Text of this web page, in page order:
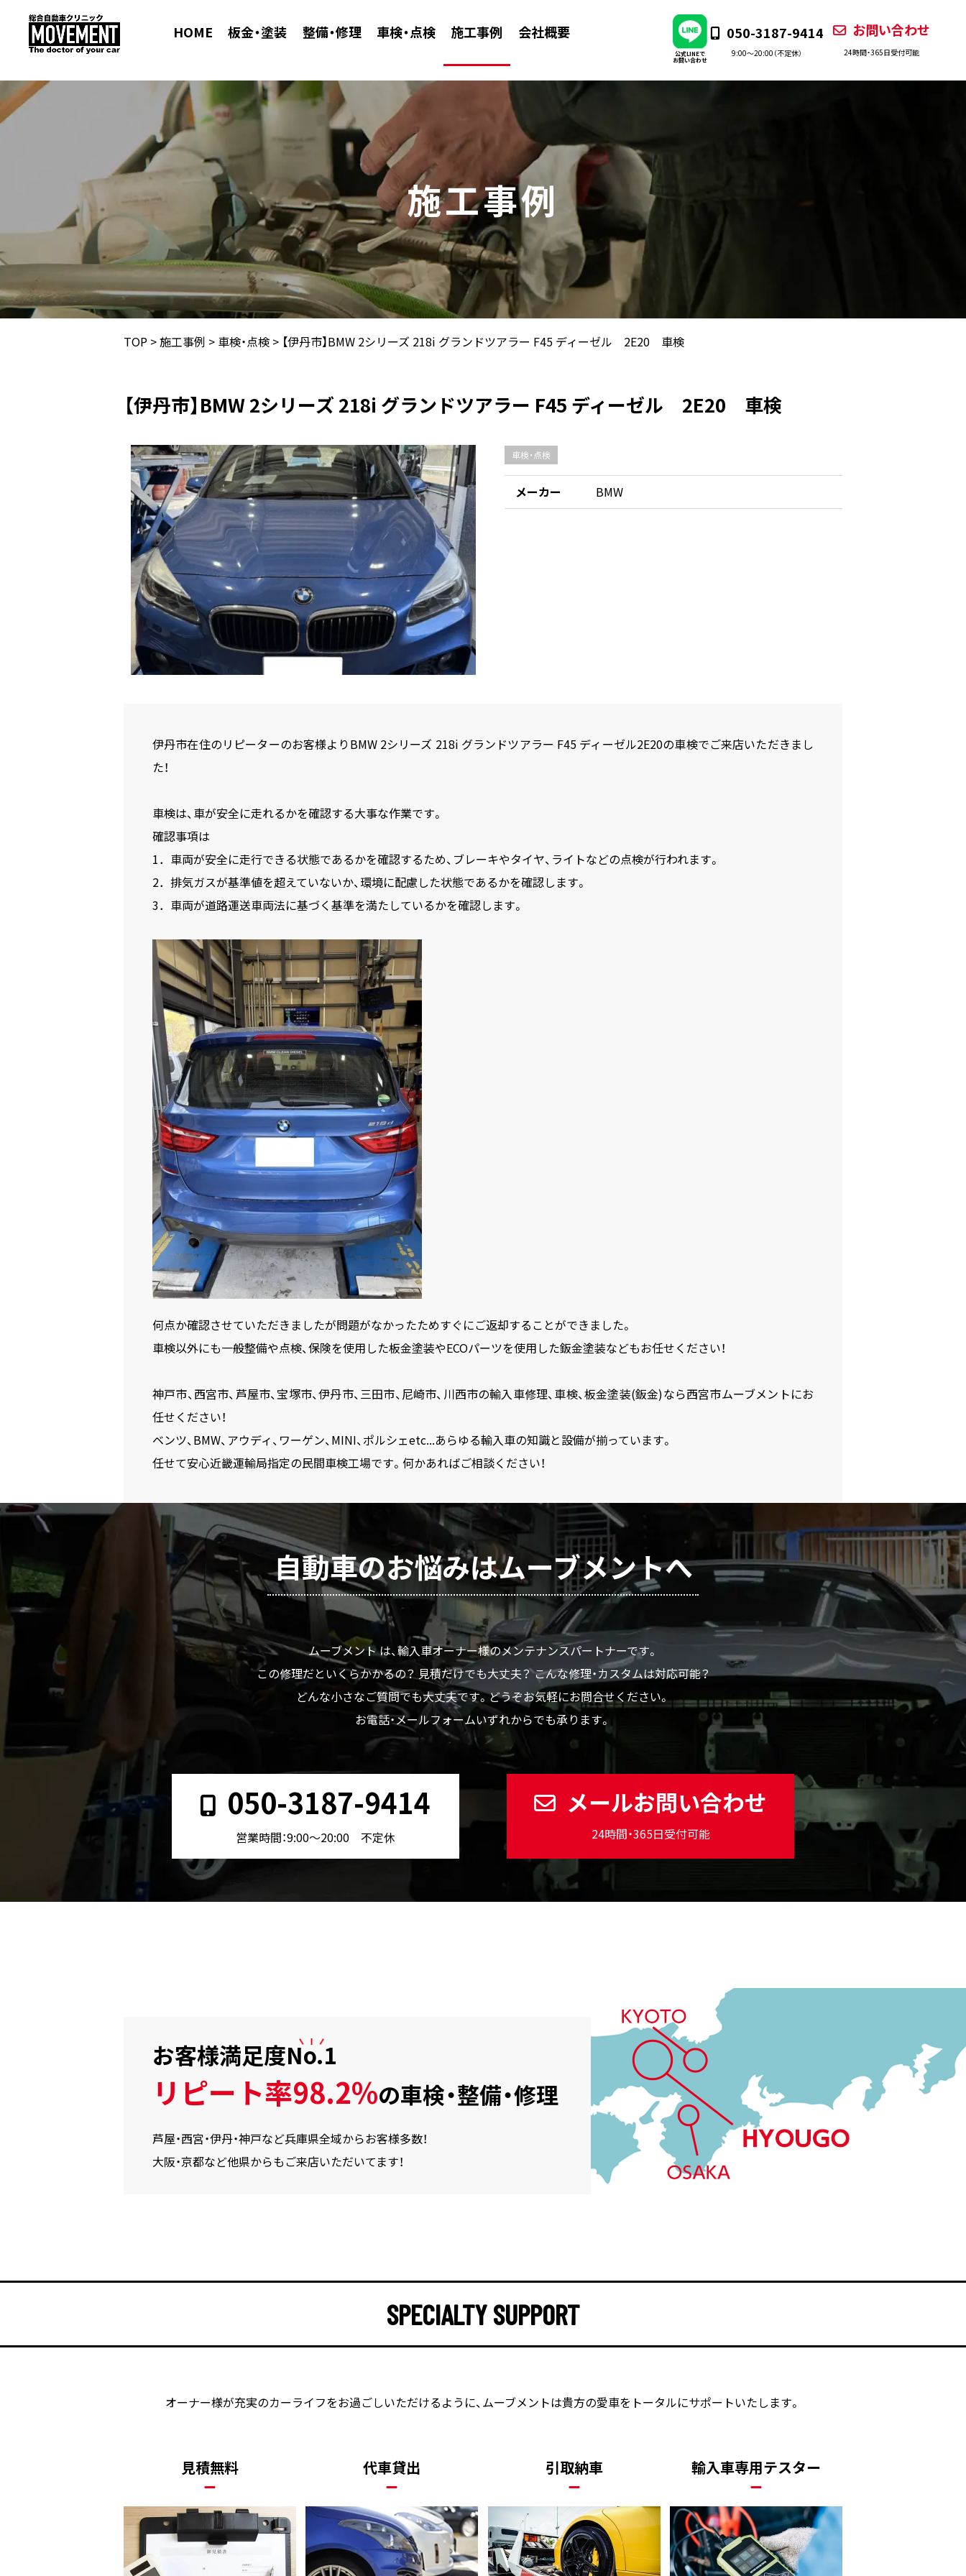
HOME 板金・塗装 整備・修理 車検・点検 施工事例 会社概要
公式LINEで
お問い合わせ
050-3187-9414
9:00〜20:00（不定休）
お問い合わせ
24時間・365日受付可能
施工事例
TOP >施工事例 > 車検・点検 > 【伊丹市】BMW 2シリーズ 218i グランドツアラー F45 ディーゼル 2E20 車検
【伊丹市】BMW 2シリーズ 218i グランドツアラー F45 ディーゼル 2E20 車検
車検・点検
メーカー BMW
伊丹市在住のリピーターのお客様より BMW 2シリーズ 218i グランドツアラー F45 ディーゼル2E20の車検でご来店いただきまし
た！
車検は、車が安全に走れるかを確認する大事な作業です。
確認事項は
1．車両が安全に走行できる状態であるかを確認するため、ブレーキやタイヤ、ライトなどの点検が行われます。
2．排気ガスが基準値を超えていないか、環境に配慮した状態であるかを確認します。
3．車両が道路運送車両法に基づく基準を満たしているかを確認します。
何点か確認させていただきましたが問題がなかったためすぐにご返却することができました。
車検以外にも一般整備や点検、保険を使用した板金塗装やECOパーツを使用した鈑金塗装などもお任せください！
神戸市、西宮市、芦屋市、宝塚市、伊丹市、三田市、尼崎市、川西市の輸入車修理、車検、板金塗装(鈑金)なら西宮市ムーブメントにお
任せください！
ベンツ、BMW、アウディ、ワーゲン、MINI、ポルシェetc...あらゆる輸入車の知識と設備が揃っています。
任せて安心近畿運輸局指定の民間車検工場です。何かあればご相談ください！
自動車のお悩みはムーブメントへ
ムーブメント は、輸入車オーナー様のメンテナンスパートナーです。
この修理だといくらかかるの？ 見積だけでも大丈夫？ こんな修理・カスタムは対応可能？
どんな小さなご質問でも大丈夫です。どうぞお気軽にお問合せください。
お電話・メールフォームいずれからでも承ります。
050-3187-9414
営業時間：9:00〜20:00 不定休
メールお問い合わせ
24時間・365日受付可能
お客様満足度No.1
リピート率98.2%の車検・整備・修理
芦屋・西宮・伊丹・神戸など兵庫県全域からお客様多数！
大阪・京都など他県からもご来店いただいてます！
SPECIALTY SUPPORT
オーナー様が充実のカーライフをお過ごしいただけるように、 ムーブメントは貴方の愛車をトータルにサポートいたします。
見積無料 代車貸出 引取納車 輸入車専用テスター